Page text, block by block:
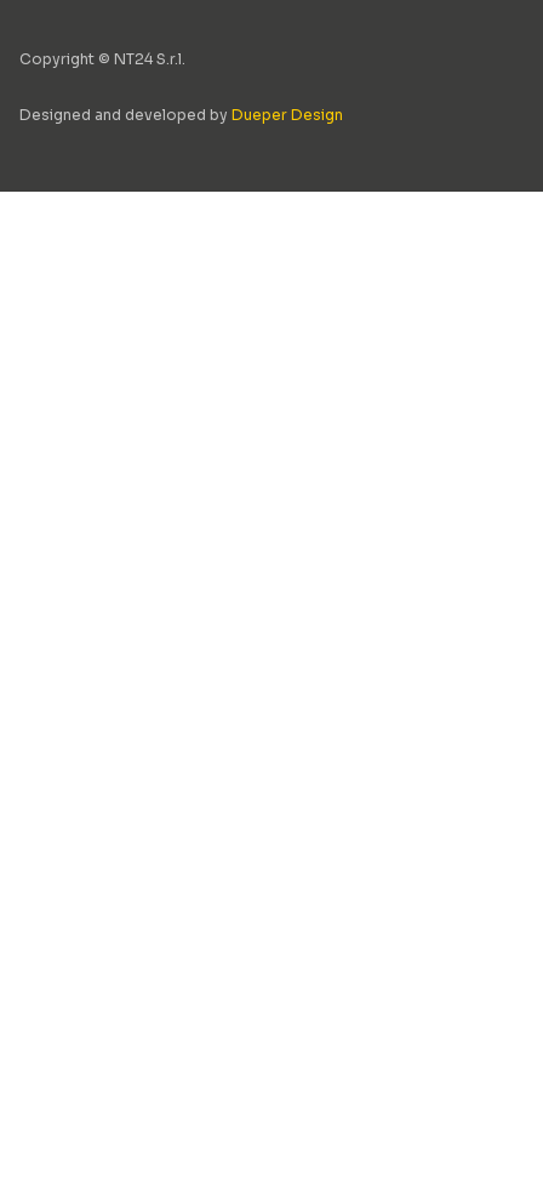
Copyright © NT24 S.r.l.
Designed and developed by Dueper Design